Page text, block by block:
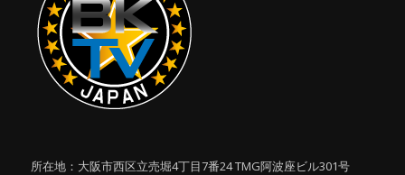
所在地：大阪市西区立売堀4丁目7番24 TMG阿波座ビル301号